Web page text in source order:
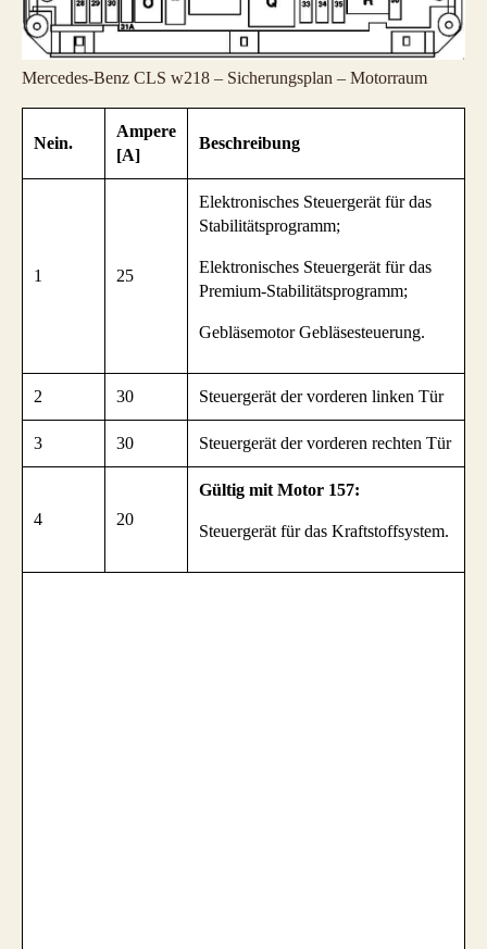
Mercedes-Benz CLS w218 – Sicherungsplan – Motorraum
Nein.
Ampere
[A]
Beschreibung
1 25
Elektronisches Steuergerät für das
Stabilitätsprogramm;
Elektronisches Steuergerät für das
Premium-Stabilitätsprogramm;
Gebläsemotor Gebläsesteuerung.
2 30 Steuergerät der vorderen linken Tür
3 30 Steuergerät der vorderen rechten Tür
4 20
Gültig mit Motor 157:
Steuergerät für das Kraftstoffsystem.